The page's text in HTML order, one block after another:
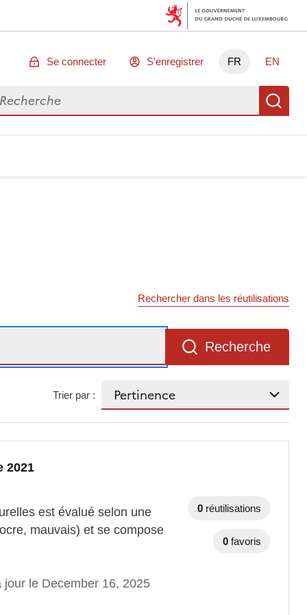
Se connecter S'enregistrer FR EN
des données
Rechercher dans les réutilisations
Recherche
Trier par :
2021
est évalué selon une
mauvais) et se compose
jour le December 16, 2025
0 réutilisations
0 favoris